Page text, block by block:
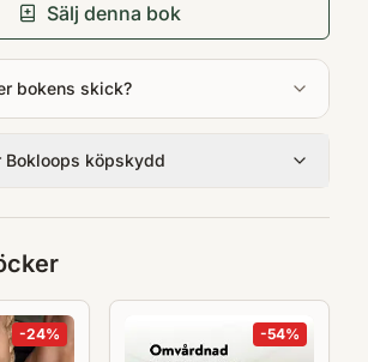
Sälj denna bok
bokens skick?
Bokloops köpskydd
-24% -54%